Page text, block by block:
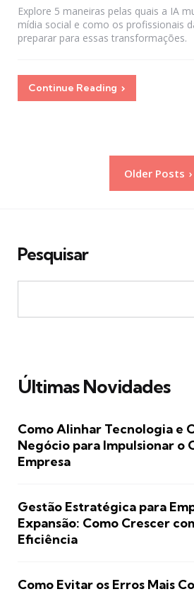
Explore 5 maneiras pelas quais a IA
mídia social e como os profissionais
preparar para essas transformações.
Continue Reading
Older Posts
Pesquisar
Últimas Novidades
Como Alinhar Tecnologia e
Negócio para Impulsionar o
Empresa
Gestão Estratégica para
Expansão: Como Crescer
Eficiência
Como Evitar os Erros Mais